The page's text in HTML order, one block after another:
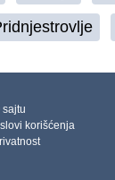
sajtu
korišćenja